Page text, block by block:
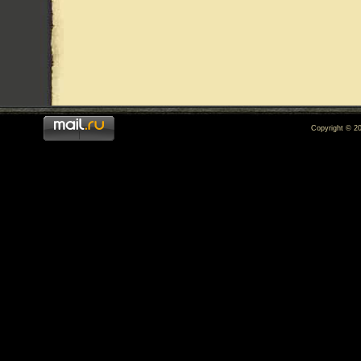
Copyright ©